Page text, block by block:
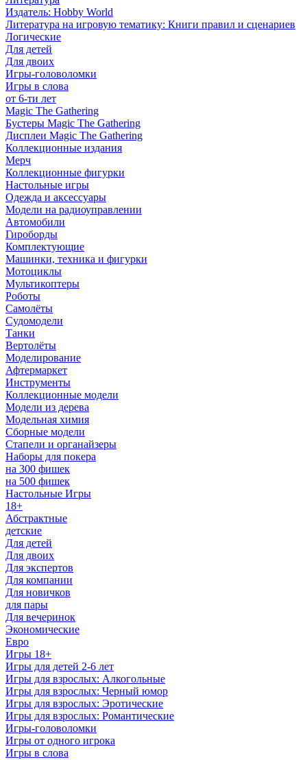
Издатель: Hobby World
Литература на игровую тематику: Книги правил и сценариев
Логические
Для детей
Для двоих
Игры-головоломки
Игры в слова
от 6-ти лет
Magic The Gathering
Бустеры Magic The Gathering
Дисплеи Magic The Gathering
Коллекционные издания
Мерч
Коллекционные фигурки
Настольные игры
Одежда и аксессуары
Модели на радиоуправлении
Автомобили
Гироборды
Комплектующие
Машинки, техника и фигурки
Мотоциклы
Мультикоптеры
Роботы
Самолёты
Судомодели
Танки
Вертолёты
Моделирование
Афтермаркет
Инструменты
Коллекционные модели
Модели из дерева
Модельная химия
Сборные модели
Стапели и органайзеры
Наборы для покера
на 300 фишек
на 500 фишек
Настольные Игры
18+
Абстрактные
детские
Для детей
Для двоих
Для экспертов
Для компании
Для новичков
для пары
Для вечеринок
Экономические
Евро
Игры 18+
Игры для детей 2-6 лет
Игры для взрослых: Алкогольные
Игры для взрослых: Черный юмор
Игры для взрослых: Эротические
Игры для взрослых: Романтические
Игры-головоломки
Игры от одного игрока
Игры в слова